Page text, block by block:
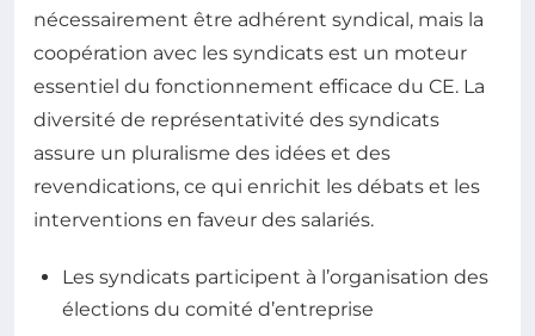
nécessairement être adhérent syndical, mais la
coopération avec les syndicats est un moteur
essentiel du fonctionnement efficace du CE. La
diversité de représentativité des syndicats
assure un pluralisme des idées et des
revendications, ce qui enrichit les débats et les
interventions en faveur des salariés.
Les syndicats participent à l’organisation des
élections du comité d’entreprise